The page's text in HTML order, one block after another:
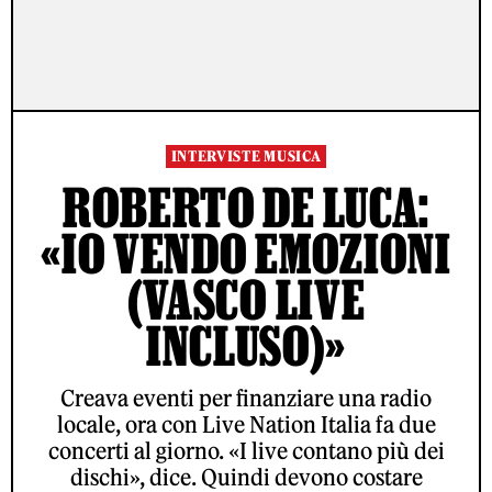
INTERVISTE MUSICA
ROBERTO DE LUCA:
«IO VENDO EMOZIONI
(VASCO LIVE
INCLUSO)»
Creava eventi per finanziare una radio
locale, ora con Live Nation Italia fa due
concerti al giorno. «I live contano più dei
dischi», dice. Quindi devono costare